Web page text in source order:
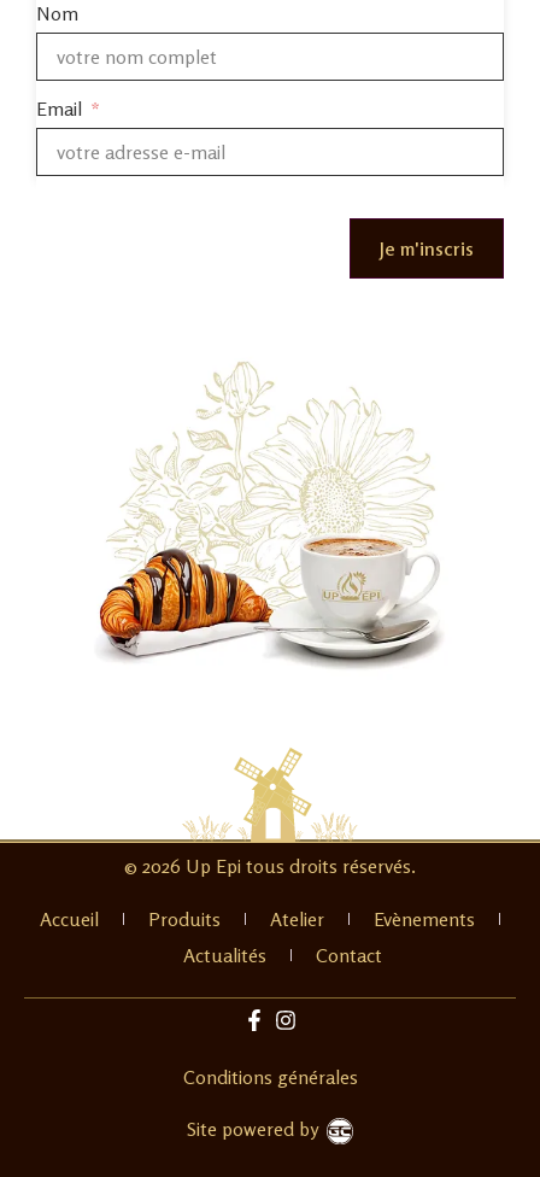
Baguette tritti
Voir le produit
Nom
Email
Je m'inscris
© 2026 Up Epi tous droits réservés.
Accueil Produits Atelier
Evènements
Actualités
Contact
Conditions générales